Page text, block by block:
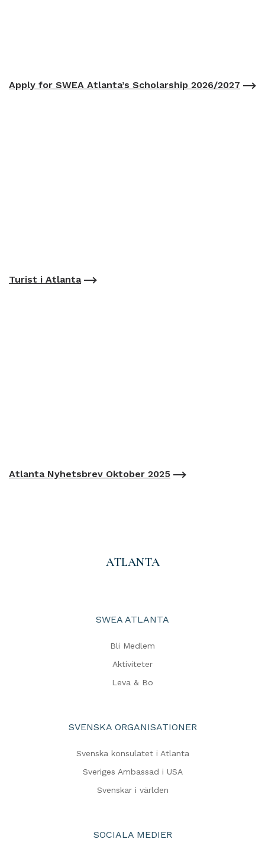
Apply for SWEA Atlanta’s Scholarship 2026/2027
Turist i Atlanta
Atlanta Nyhetsbrev Oktober 2025
ATLANTA
SWEA ATLANTA
Bli Medlem
Aktiviteter
Leva & Bo
SVENSKA ORGANISATIONER
Svenska konsulatet i Atlanta
Sveriges Ambassad i USA
Svenskar i världen
SOCIALA MEDIER